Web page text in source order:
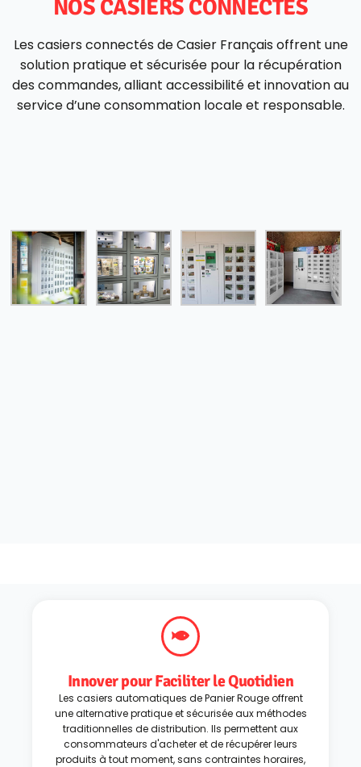
NOS CASIERS CONNECTES
Les casiers connectés de Casier Français offrent une
solution pratique et sécurisée pour la récupération
des commandes, alliant accessibilité et innovation au
service d’une consommation locale et responsable.
Innover pour Faciliter le Quotidien
Les casiers automatiques de Panier Rouge offrent
une alternative pratique et sécurisée aux méthodes
traditionnelles de distribution. Ils permettent aux
consommateurs d'acheter et de récupérer leurs
produits à tout moment, sans contraintes horaires,